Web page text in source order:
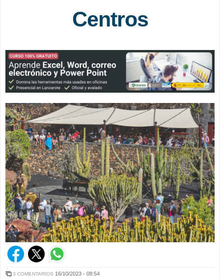
Centros
3 COMENTARIOS 16/10/2023 - 08:54